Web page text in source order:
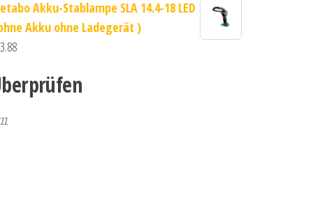
Akku-Stablampe SLA 14.4-18 LED
Akku ohne Ladegerät )